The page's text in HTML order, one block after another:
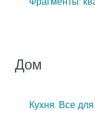
Дом
Кухня. Все для